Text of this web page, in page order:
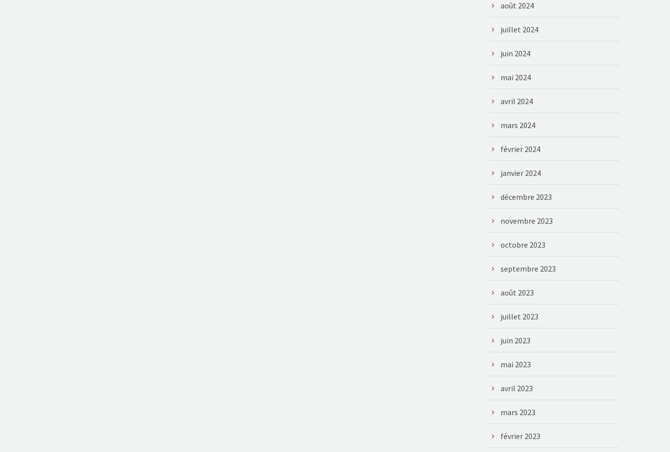
août 2024
juillet 2024
juin 2024
mai 2024
avril 2024
mars 2024
février 2024
janvier 2024
décembre 2023
novembre 2023
octobre 2023
septembre 2023
août 2023
juillet 2023
juin 2023
mai 2023
avril 2023
mars 2023
février 2023